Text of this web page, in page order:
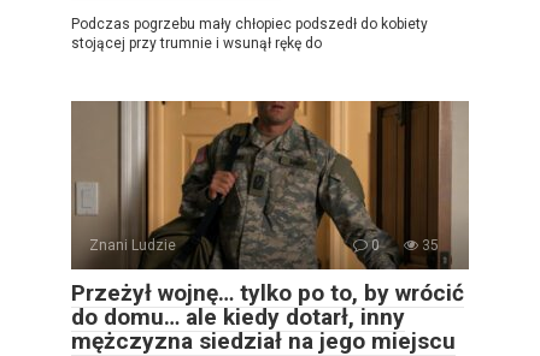
Podczas pogrzebu mały chłopiec podszedł do kobiety
stojącej przy trumnie i wsunął rękę do
Znani Ludzie 0 35
Przeżył wojnę… tylko po to, by wrócić
do domu… ale kiedy dotarł, inny
mężczyzna siedział na jego miejscu